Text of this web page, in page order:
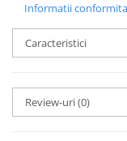
Informatii
Caracteristici
Review-uri(0)